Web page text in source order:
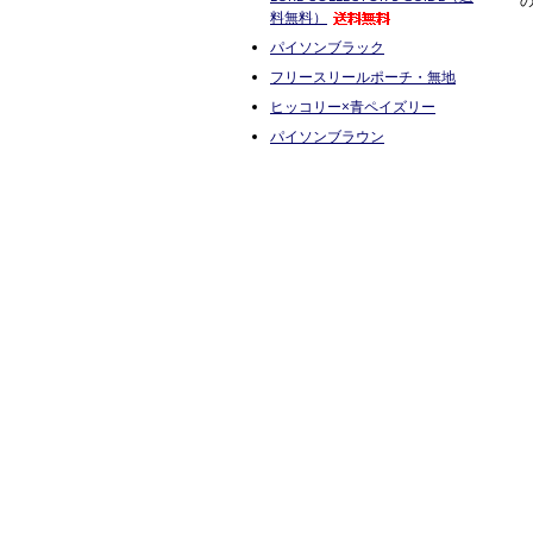
料無料）
パイソンブラック
フリースリールポーチ・無地
ヒッコリー×青ペイズリー
パイソンブラウン